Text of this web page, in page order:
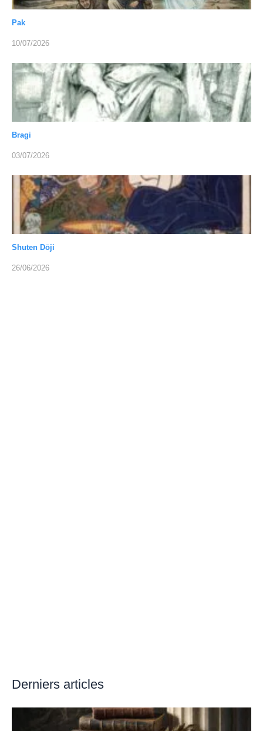
Pak
10/07/2026
Bragi
03/07/2026
Shuten Dōji
26/06/2026
Derniers articles